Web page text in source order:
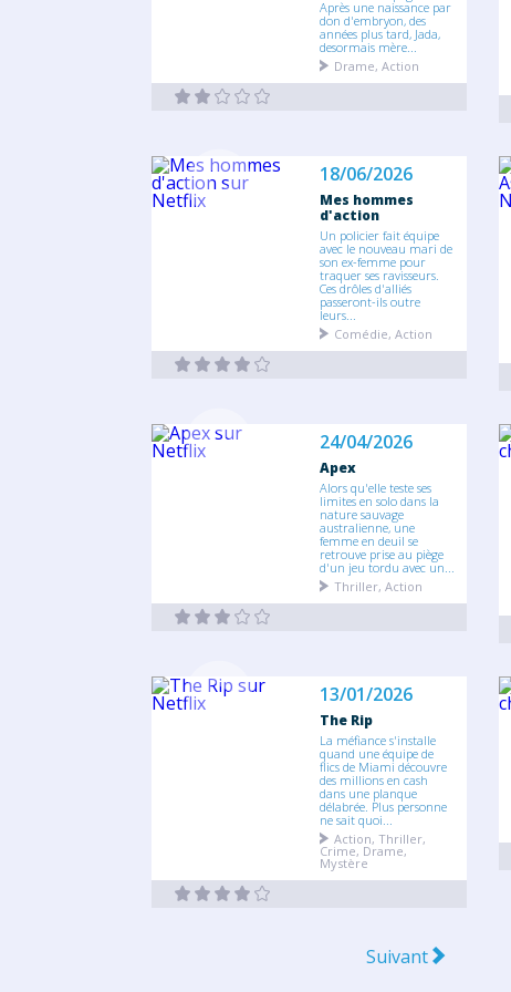
Après une naissance par
don d'embryon, des
années plus tard, Jada,
desormais mère...
Drame, Action
18/06/2026
Mes hommes
d'action
Un policier fait équipe
avec le nouveau mari de
son ex-femme pour
traquer ses ravisseurs.
Ces drôles d'alliés
passeront-ils outre
leurs...
Comédie, Action
24/04/2026
Apex
Alors qu'elle teste ses
limites en solo dans la
nature sauvage
australienne, une
femme en deuil se
retrouve prise au piège
d'un jeu tordu avec un...
Thriller, Action
13/01/2026
The Rip
La méfiance s'installe
quand une équipe de
flics de Miami découvre
des millions en cash
dans une planque
délabrée. Plus personne
ne sait quoi...
Action, Thriller,
Crime, Drame,
Mystère
Suivant